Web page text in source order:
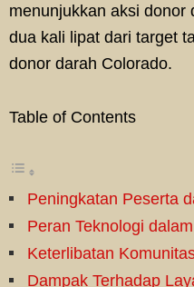
menunjukkan aksi donor
dua kali lipat dari target
donor darah Colorado.
Table of Contents
Peningkatan Peserta
Peran Teknologi
Keterlibatan
Dampak Terhadap